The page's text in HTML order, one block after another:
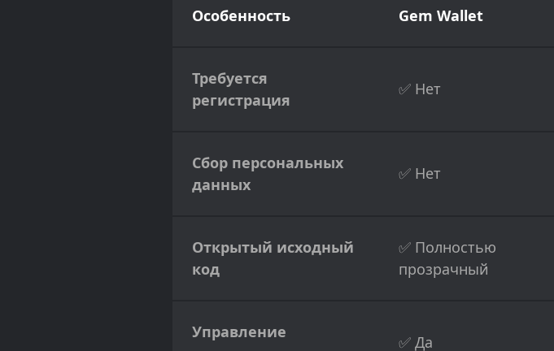
Особенность Gem Wallet
Требуется
регистрация
✅ Нет
Сбор персональных
данных
✅ Нет
Открытый исходный
код
✅ Полностью
прозрачный
Управление
✅ Да